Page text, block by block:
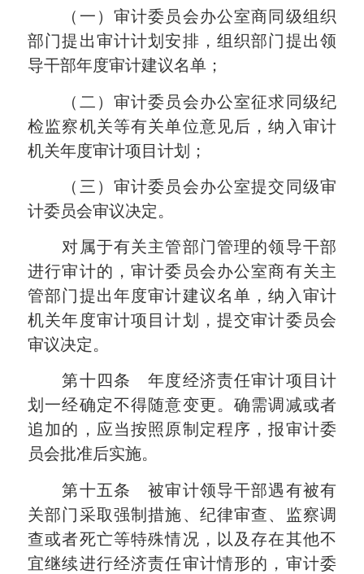
（一）审计委员会办公室商同级组织
部门提出审计计划安排，组织部门提出领
导干部年度审计建议名单；
（二）审计委员会办公室征求同级纪
检监察机关等有关单位意见后，纳入审计
机关年度审计项目计划；
（三）审计委员会办公室提交同级审
计委员会审议决定。
对属于有关主管部门管理的领导干部
进行审计的，审计委员会办公室商有关主
管部门提出年度审计建议名单，纳入审计
机关年度审计项目计划，提交审计委员会
审议决定。
第十四条 年度经济责任审计项目计
划一经确定不得随意变更。确需调减或者
追加的，应当按照原制定程序，报审计委
员会批准后实施。
第十五条 被审计领导干部遇有被有
关部门采取强制措施、纪律审查、监察调
查或者死亡等特殊情况，以及存在其他不
宜继续进行经济责任审计情形的，审计委